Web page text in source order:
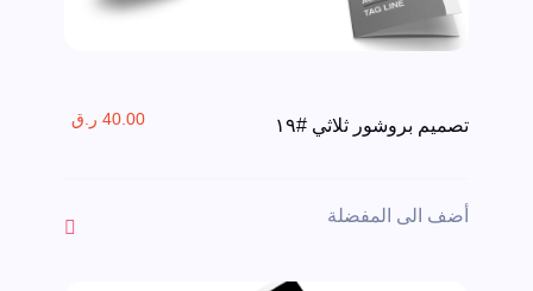
تصميم بروشور ثلاثي #١٩ 40.00 ر.ق
أضف الى المفضلة